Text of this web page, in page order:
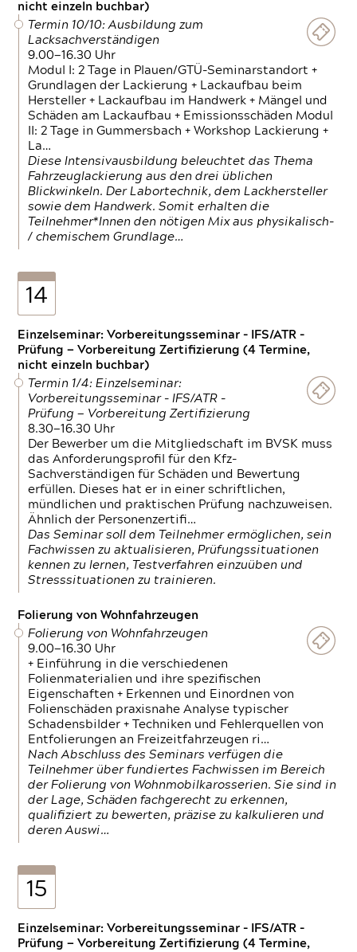
nicht einzeln buchbar)
Termin 10/10: Ausbildung zum
Lacksachverständigen
9.00—16.30 Uhr
Modul I: 2 Tage in Plauen/GTÜ-Seminarstandort +
Grundlagen der Lackierung + Lackaufbau beim
Hersteller + Lackaufbau im Handwerk + Mängel und
Schäden am Lackaufbau + Emissionsschäden Modul
II: 2 Tage in Gummersbach + Workshop Lackierung +
La…
Diese Intensivausbildung beleuchtet das Thema
Fahrzeuglackierung aus den drei üblichen
Blickwinkeln. Der Labortechnik, dem Lackhersteller
sowie dem Handwerk. Somit erhalten die
Teilnehmer*Innen den nötigen Mix aus physikalisch-
/ chemischem Grundlage…
14
Einzelseminar: Vorbereitungsseminar - IFS/ATR -
Prüfung — Vorbereitung Zertifizierung (4 Termine,
nicht einzeln buchbar)
Termin 1/4: Einzelseminar:
Vorbereitungsseminar - IFS/ATR -
Prüfung — Vorbereitung Zertifizierung
8.30—16.30 Uhr
Der Bewerber um die Mitgliedschaft im BVSK muss
das Anforderungsprofil für den Kfz-
Sachverständigen für Schäden und Bewertung
erfüllen. Dieses hat er in einer schriftlichen,
mündlichen und praktischen Prüfung nachzuweisen.
Ähnlich der Personenzertifi…
Das Seminar soll dem Teilnehmer ermöglichen, sein
Fachwissen zu aktualisieren, Prüfungssituationen
kennen zu lernen, Testverfahren einzuüben und
Stresssituationen zu trainieren.
Folierung von Wohnfahrzeugen
Folierung von Wohnfahrzeugen
9.00—16.30 Uhr
+ Einführung in die verschiedenen
Folienmaterialien und ihre spezifischen
Eigenschaften + Erkennen und Einordnen von
Folienschäden praxisnahe Analyse typischer
Schadensbilder + Techniken und Fehlerquellen von
Entfolierungen an Freizeitfahrzeugen ri…
Nach Abschluss des Seminars verfügen die
Teilnehmer über fundiertes Fachwissen im Bereich
der Folierung von Wohnmobilkarosserien. Sie sind in
der Lage, Schäden fachgerecht zu erkennen,
qualifiziert zu bewerten, präzise zu kalkulieren und
deren Auswi…
15
Einzelseminar: Vorbereitungsseminar - IFS/ATR -
Prüfung — Vorbereitung Zertifizierung (4 Termine,